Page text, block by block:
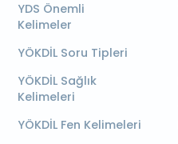
YDS Önemli
Kelimeler
YÖKDİL Soru Tipleri
YÖKDİL Sağlık
Kelimeleri
YÖKDİL Fen Kelimeleri